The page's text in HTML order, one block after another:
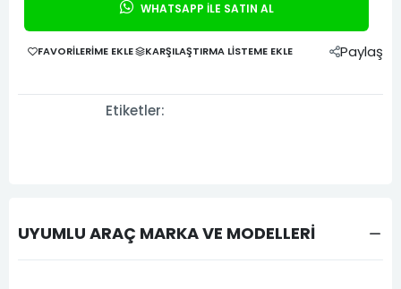
WHATSAPP İLE SATIN AL
FAVORILERIME EKLE KARŞILAŞTIRMA LISTEME EKLE Paylaş
Etiketler:
UYUMLU ARAÇ MARKA VE MODELLERİ